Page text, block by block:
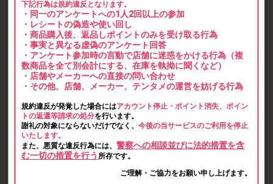
下記行為は規約違反となります。
・同一のアンケートへの1人2回以上の参加
・レシートの偽造や使い回し
・商品購入後、返品しポイントのみを受け取る行為
・事実と異なる虚偽のアンケート回答
・アンケート参加時の言動で店舗に迷惑をかける行為（複
数商品を全て別会計にする、在庫を執拗に聞くなど）
・店舗やメーカーへの直接の問い合わせ
・その他、店舗、メーカー、テンタメの運営を妨げる行為
規約違反が発覚した場合にはアカウント停止・ポイント消失、ポイン
トの返還等請求の処分を行います。
謝礼の対象にならないだけでなく、今後の当サービスのご利用を停止
いたします。
また、悪質な違反行為には、警察への相談並びに法的措置を含
む一切の措置を行う 所存です。
ご理解・ご協力をお願い申し上げます。